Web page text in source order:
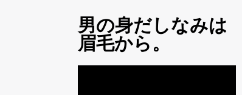
男の身だしなみは
眉毛から。